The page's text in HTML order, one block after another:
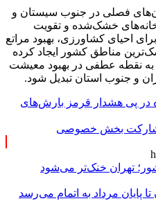
فصلی در جنوب سیستان و
خشک‌شده و تقویت
احیای کشاورزی، بهبود مراتع
مناطق کشور ایجاد کرده
به نقطه عطفی در بهبود معیشت
و جنوب استان تبدیل شود.
پی هشدار قرمز بارش‌های
مشارکت بخش خصوصی
تهران خنک‌تر می‌شود
پایان مرداد به اتمام می‌رسد